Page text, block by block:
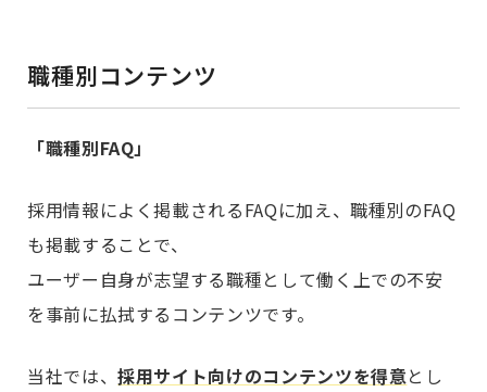
職種別コンテンツ
「職種別FAQ」
採用情報によく掲載されるFAQに加え、職種別のFAQ
も掲載することで、
ユーザー自身が志望する職種として働く上での不安
を事前に払拭するコンテンツです。
当社では、採用サイト向けのコンテンツを得意とし